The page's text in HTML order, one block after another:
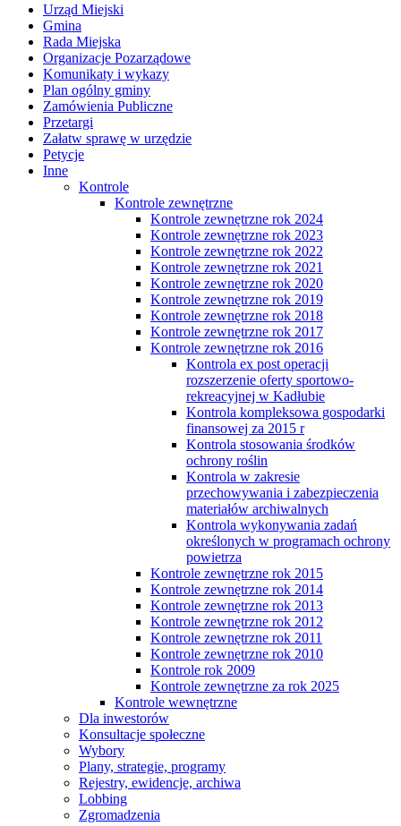
Urząd Miejski
Gmina
Rada Miejska
Organizacje Pozarządowe
Komunikaty i wykazy
Plan ogólny gminy
Zamówienia Publiczne
Przetargi
Załatw sprawę w urzędzie
Petycje
Inne
Kontrole
Kontrole zewnętrzne
Kontrole zewnętrzne rok 2024
Kontrole zewnętrzne rok 2023
Kontrole zewnętrzne rok 2022
Kontrole zewnętrzne rok 2021
Kontrole zewnętrzne rok 2020
Kontrole zewnętrzne rok 2019
Kontrole zewnętrzne rok 2018
Kontrole zewnętrzne rok 2017
Kontrole zewnętrzne rok 2016
Kontrola ex post operacji
rozszerzenie oferty sportowo-
rekreacyjnej w Kadłubie
Kontrola kompleksowa gospodarki
finansowej za 2015 r
Kontrola stosowania środków
ochrony roślin
Kontrola w zakresie
przechowywania i zabezpieczenia
materiałów archiwalnych
Kontrola wykonywania zadań
określonych w programach ochrony
powietrza
Kontrole zewnętrzne rok 2015
Kontrole zewnętrzne rok 2014
Kontrole zewnętrzne rok 2013
Kontrole zewnętrzne rok 2012
Kontrole zewnętrzne rok 2011
Kontrole zewnętrzne rok 2010
Kontrole rok 2009
Kontrole zewnętrzne za rok 2025
Kontrole wewnętrzne
Dla inwestorów
Konsultacje społeczne
Wybory
Plany, strategie, programy
Rejestry, ewidencje, archiwa
Lobbing
Zgromadzenia